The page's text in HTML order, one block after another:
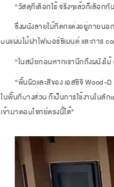
“วัสดุที่เลือกใช้ จริงๆแล้วก็เลือกกัน
ซึ่งผนังลายไม้ที่ตกแต่งอยู่ภายนอก
บนแผ่นไม้ฝาไฟเบอร์ซีเมนต์ และการ
“ในสมัยก่อนหากเรานึกถึงผนังไม้
“พื้นผิวและสีของ เอสซีจี Wood-D
ในพื้นที่บางส่วน ก็เป็นการใช้งานในลัก
เข้ามาตอบโจทย์ตรงนี้ได้”